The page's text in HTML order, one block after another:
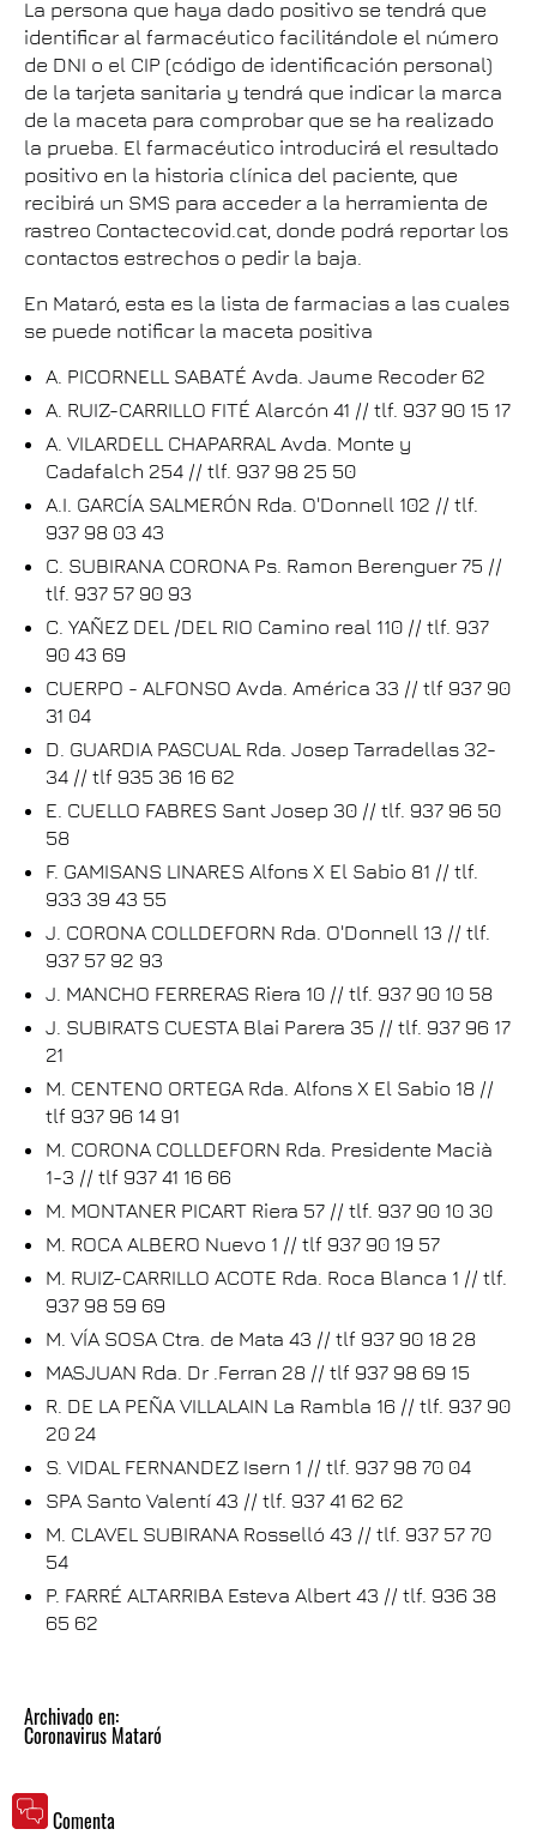
La persona que haya dado positivo se tendrá que
identificar al farmacéutico facilitándole el número
de DNI o el CIP (código de identificación personal)
de la tarjeta sanitaria y tendrá que indicar la marca
de la maceta para comprobar que se ha realizado
la prueba. El farmacéutico introducirá el resultado
positivo en la historia clínica del paciente, que
recibirá un SMS para acceder a la herramienta de
rastreo Contactecovid.cat, donde podrá reportar los
contactos estrechos o pedir la baja.
En Mataró, esta es la lista de farmacias a las cuales
se puede notificar la maceta positiva
A. PICORNELL SABATÉ Avda. Jaume Recoder 62
A. RUIZ-CARRILLO FITÉ Alarcón 41 // tlf. 937 90 15 17
A. VILARDELL CHAPARRAL Avda. Monte y
Cadafalch 254 // tlf. 937 98 25 50
A.I. GARCÍA SALMERÓN Rda. O'Donnell 102 // tlf.
937 98 03 43
C. SUBIRANA CORONA Ps. Ramon Berenguer 75 //
tlf. 937 57 90 93
C. YAÑEZ DEL /DEL RIO Camino real 110 // tlf. 937
90 43 69
CUERPO - ALFONSO Avda. América 33 // tlf 937 90
31 04
D. GUARDIA PASCUAL Rda. Josep Tarradellas 32-
34 // tlf 935 36 16 62
E. CUELLO FABRES Sant Josep 30 // tlf. 937 96 50
58
F. GAMISANS LINARES Alfons X El Sabio 81 // tlf.
933 39 43 55
J. CORONA COLLDEFORN Rda. O'Donnell 13 // tlf.
937 57 92 93
J. MANCHO FERRERAS Riera 10 // tlf. 937 90 10 58
J. SUBIRATS CUESTA Blai Parera 35 // tlf. 937 96 17
21
M. CENTENO ORTEGA Rda. Alfons X El Sabio 18 //
tlf 937 96 14 91
M. CORONA COLLDEFORN Rda. Presidente Macià
1-3 // tlf 937 41 16 66
M. MONTANER PICART Riera 57 // tlf. 937 90 10 30
M. ROCA ALBERO Nuevo 1 // tlf 937 90 19 57
M. RUIZ-CARRILLO ACOTE Rda. Roca Blanca 1 // tlf.
937 98 59 69
M. VÍA SOSA Ctra. de Mata 43 // tlf 937 90 18 28
MASJUAN Rda. Dr .Ferran 28 // tlf 937 98 69 15
R. DE LA PEÑA VILLALAIN La Rambla 16 // tlf. 937 90
20 24
S. VIDAL FERNANDEZ Isern 1 // tlf. 937 98 70 04
SPA Santo Valentí 43 // tlf. 937 41 62 62
M. CLAVEL SUBIRANA Rosselló 43 // tlf. 937 57 70
54
P. FARRÉ ALTARRIBA Esteva Albert 43 // tlf. 936 38
65 62
Archivado en:
Coronavirus Mataró
Comenta